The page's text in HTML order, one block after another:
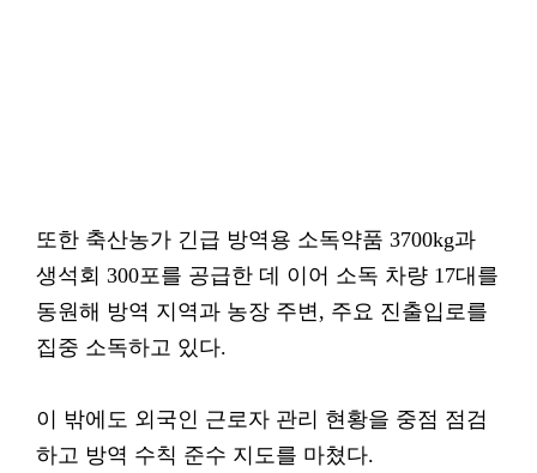
또한 축산농가 긴급 방역용 소독약품 3700kg과
생석회 300포를 공급한 데 이어 소독 차량 17대를
동원해 방역 지역과 농장 주변, 주요 진출입로를
집중 소독하고 있다.
이 밖에도 외국인 근로자 관리 현황을 중점 점검
하고 방역 수칙 준수 지도를 마쳤다.